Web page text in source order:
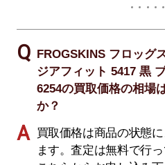
FROGSKINS フロッグ
ジアフィット 5417 黒
6254の買取価格の相場
か？
買取価格は商品の状態
ます。査定は無料で行